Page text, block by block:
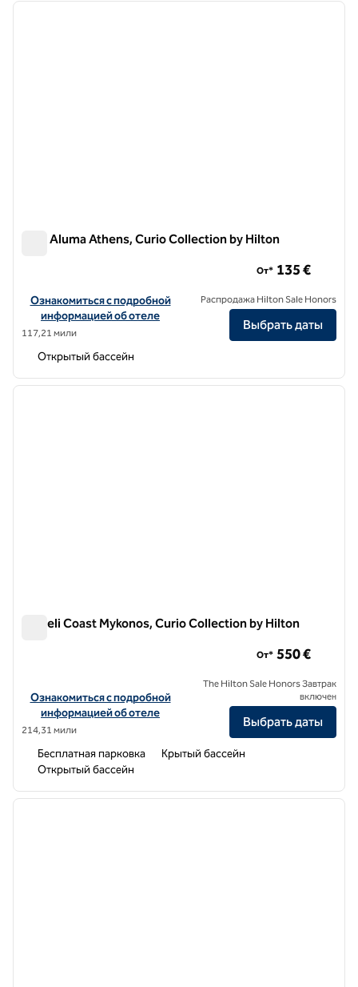
1 из 12
Adia Aluma Athens, Curio Collection by Hilton
Посмотреть информацию об отеле Adia Aluma Athens, Curio
Ознакомиться с подробной
информацией об отеле
117,21 мили
От* 135 €
Распродажа Hilton Sale Honors
Выбрать даты
Открытый бассейн
1 из 12
Semeli Coast Mykonos, Curio Collection by Hilton
Посмотреть информацию об отеле Semeli Coast Mykonos,
Ознакомиться с подробной
информацией об отеле
214,31 мили
От* 550 €
The Hilton Sale Honors Завтрак
включен
Выбрать даты
Бесплатная парковка
Крытый бассейн
Открытый бассейн
1 из 12